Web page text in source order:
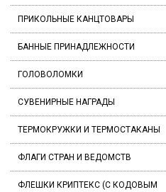
ПРИКОЛЬНЫЕ КАНЦТОВАРЫ
БАННЫЕ ПРИНАДЛЕЖНОСТИ
ГОЛОВОЛОМКИ
СУВЕНИРНЫЕ НАГРАДЫ
ТЕРМОКРУЖКИ И ТЕРМОСТАКАНЫ
ФЛАГИ СТРАН И ВЕДОМСТВ
ФЛЕШКИ КРИПТЕКС (С КОДОВЫМ